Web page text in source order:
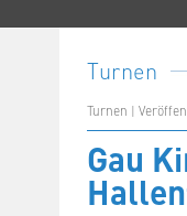
Turnen
Turnen |
Gau